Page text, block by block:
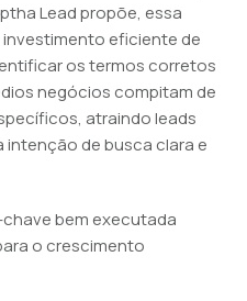
Lead propõe, essa
eficiente de
os termos corretos
negócios compitam de
atraindo leads
de busca clara e
bem executada
o crescimento